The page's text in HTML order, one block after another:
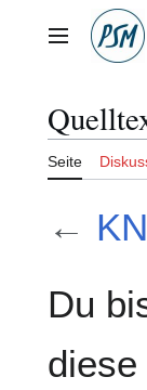
springenHauptmenü
Seite
←
Du